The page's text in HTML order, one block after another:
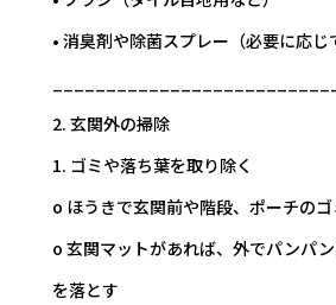
• 消臭剤や除菌スプレー（必要に応じ
2. 玄関外の掃除
1. ゴミや落ち葉を取り除く
o ほうきで玄関前や階段、ポーチの
o 玄関マットがあれば、外でパンパ
を落とす